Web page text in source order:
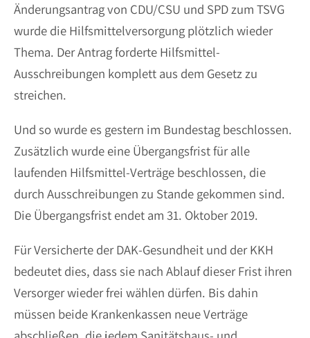
Änderungsantrag von CDU/CSU und SPD zum TSVG
wurde die Hilfsmittelversorgung plötzlich wieder
Thema. Der Antrag forderte Hilfsmittel-
Ausschreibungen komplett aus dem Gesetz zu
streichen.
Und so wurde es gestern im Bundestag beschlossen.
Zusätzlich wurde eine Übergangsfrist für alle
laufenden Hilfsmittel-Verträge beschlossen, die
durch Ausschreibungen zu Stande gekommen sind.
Die Übergangsfrist endet am 31. Oktober 2019.
Für Versicherte der DAK-Gesundheit und der KKH
bedeutet dies, dass sie nach Ablauf dieser Frist ihren
Versorger wieder frei wählen dürfen. Bis dahin
müssen beide Krankenkassen neue Verträge